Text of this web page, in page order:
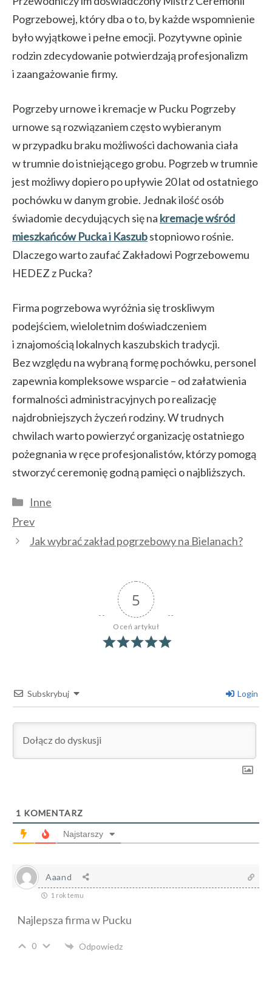
Pogrzebowej, który dba o to, by każde wspomnienie
było wyjątkowe i pełne emocji. Pozytywne opinie
rodzin zdecydowanie potwierdzają profesjonalizm
i zaangażowanie firmy.
Pogrzeby urnowe i kremacje w Pucku Pogrzeby
urnowe są rozwiązaniem często wybieranym
w przypadku braku możliwości dachowania ciała
w trumnie do istniejącego grobu. Pogrzeb w trumnie
jest możliwy dopiero po upływie 20 lat od ostatniego
pochówku w danym grobie. Jednak ilość osób
świadomie decydujących się na kremacje wśród
mieszkańców Pucka i Kaszubstopniowo rośnie.
Dlaczego warto zaufać Zakładowi Pogrzebowemu
HEDEZ z Pucka?
Firma pogrzebowa wyróżnia się troskliwym
podejściem, wieloletnim doświadczeniem
i znajomością lokalnych kaszubskich tradycji.
Bez względu na wybraną formę pochówku, personel
zapewnia kompleksowe wsparcie – od załatwienia
formalności administracyjnych po realizację
najdrobniejszych życzeń rodziny. W trudnych
chwilach warto powierzyć organizację ostatniego
pożegnania w ręce profesjonalistów, którzy pomogą
stworzyć ceremonię godną pamięci o najbliższych.
Kategorie
Inne
Prev
Jak wybrać zakład pogrzebowy na Bielanach?
5
Oceń artykuł
Subskrybuj Login
1 KOMENTARZ
Najstarszy
Aaand
1 rok temu
Najlepsza firma w Pucku
0 Odpowiedz